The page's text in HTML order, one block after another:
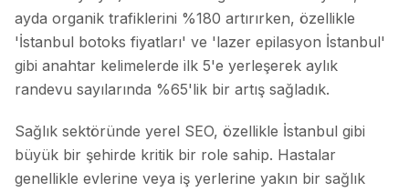
ayda organik trafiklerini %180 artırırken, özellikle
'İstanbul botoks fiyatları' ve 'lazer epilasyon İstanbul'
gibi anahtar kelimelerde ilk 5'e yerleşerek aylık
randevu sayılarında %65'lik bir artış sağladık.
Sağlık sektöründe yerel SEO, özellikle İstanbul gibi
büyük bir şehirde kritik bir role sahip. Hastalar
genellikle evlerine veya iş yerlerine yakın bir sağlık